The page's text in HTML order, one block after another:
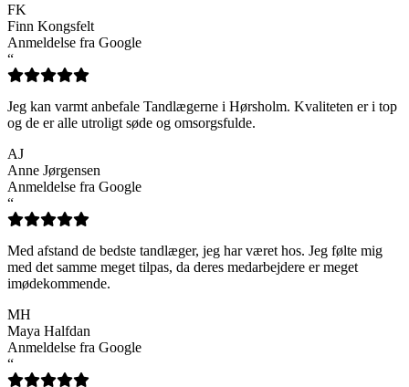
FK
Finn Kongsfelt
Anmeldelse fra Google
“
Jeg kan varmt anbefale Tandlægerne i Hørsholm. Kvaliteten er i top
og de er alle utroligt søde og omsorgsfulde.
AJ
Anne Jørgensen
Anmeldelse fra Google
“
Med afstand de bedste tandlæger, jeg har været hos. Jeg følte mig
med det samme meget tilpas, da deres medarbejdere er meget
imødekommende.
MH
Maya Halfdan
Anmeldelse fra Google
“